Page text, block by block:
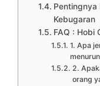
Pentingnya
Kebugaran
FAQ : Hobi
1. Apa
2.
orang